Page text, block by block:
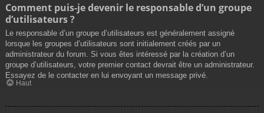
Comment puis-je devenir le responsable d’un groupe
d’utilisateurs ?
Le responsable d’un groupe d’utilisateurs est généralement assigné
lorsque les groupes d’utilisateurs sont initialement créés par un
administrateur du forum. Si vous êtes intéressé par la création d’un
groupe d’utilisateurs, votre premier contact devrait être un administrateur.
Essayez de le contacter en lui envoyant un message privé.
Haut